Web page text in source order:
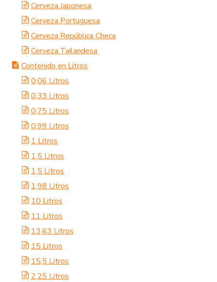
Cerveza Japonesa
Cerveza Portuguesa
Cerveza República Checa
Cerveza Tailandesa
Contenido en Litros
0,06 Litros
0,33 Litros
0,75 Litros
0,99 Litros
1 Litros
1,5 Litros
1,5 Litros
1,98 Litros
10 Litros
11 Litros
13,63 Litros
15 Litros
15,5 Litros
2,25 Litros